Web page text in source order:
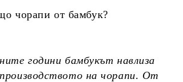
чорапи от бамбук?
години бамбукът навлиза
производството на чорапи. От